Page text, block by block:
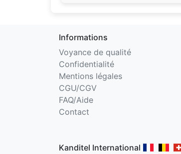
Informations
Voyance de qualité
Confidentialité
Mentions légales
CGU/CGV
FAQ/Aide
Contact
Kanditel International